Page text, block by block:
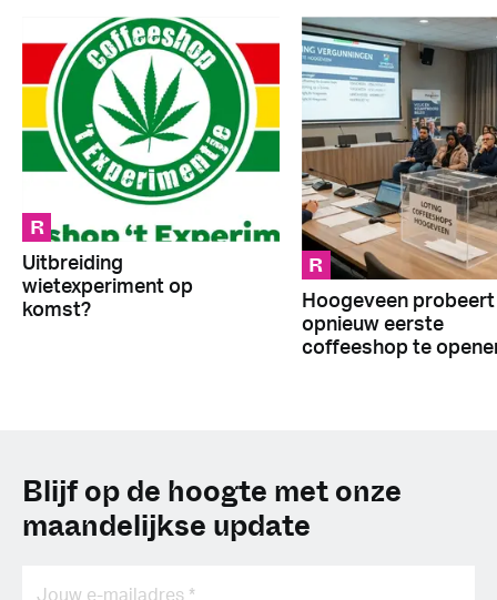
R
Uitbreiding
wietexperiment op
komst?
R
Hoogeveen probeert
opnieuw eerste
coffeeshop te
Blijf op de hoogte met onze
maandelijkse update